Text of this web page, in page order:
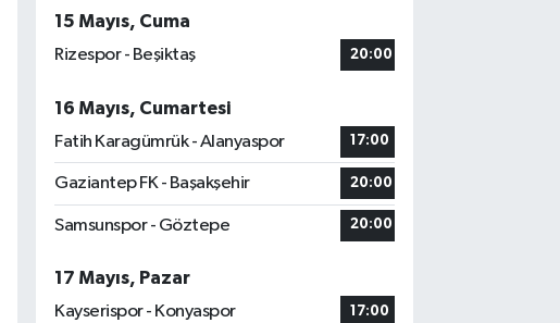
15 Mayıs, Cuma
Rizespor - Beşiktaş
20:00
16 Mayıs, Cumartesi
Fatih Karagümrük - Alanyaspor
17:00
Gaziantep FK - Başakşehir 20:00
Samsunspor - Göztepe 20:00
17 Mayıs, Pazar
Kayserispor - Konyaspor
17:00